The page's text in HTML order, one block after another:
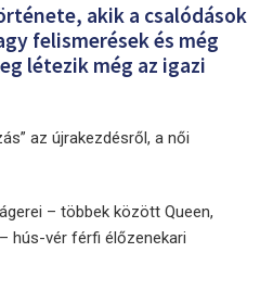
akik a csalódások
felismerések és még
létezik még az igazi
az újrakezdésről, a női
– többek között Queen,
hús-vér férfi élőzenekari